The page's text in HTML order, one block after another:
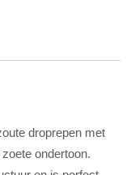
droprepen met
ondertoon.